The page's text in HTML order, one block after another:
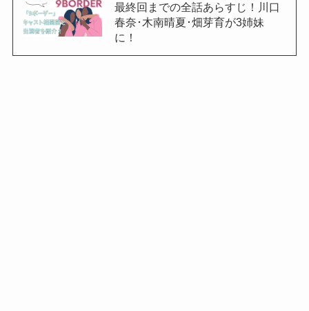
最終回までの全話あらすじ！川口
春奈･木南晴夏･畑芽育が3姉妹
に！